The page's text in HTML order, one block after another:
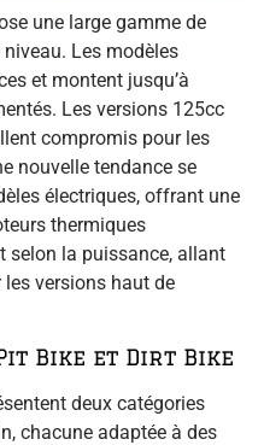
une large gamme de
Les modèles
et montent jusqu’à
Les versions 125cc
compromis pour les
nouvelle tendance se
électriques, offrant une
thermiques
selon la puissance, allant
versions haut de
Bike et Dirt Bike
deux catégories
chacune adaptée à des